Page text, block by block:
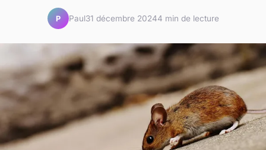
P Paul31 décembre 20244 min de lecture